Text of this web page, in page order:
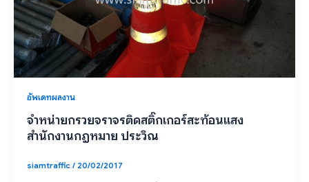
อัพเดทผลงาน
จำหน่ายกรวยจราจรติดสติ๊กเกอร์สะท้อนแสง
สำนักงานกฎหมาย ประวิณ
siamtraffic/ 20/02/2017